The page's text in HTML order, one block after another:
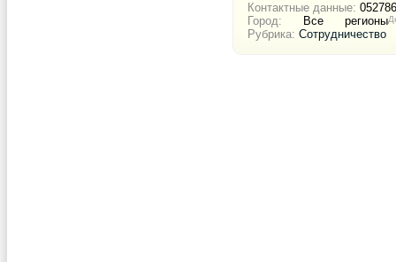
Контактные данные:
Город: Все регионы
Рубрика: Сотрудничество